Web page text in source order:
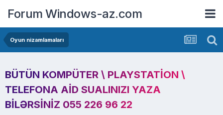
Forum Windows-az.com
Oyun nizamlamaları
BÜTÜN KOMPÜTER \ PLAYSTATION \
TELEFONA AID SUALINIZI YAZA
BILƏRSINIZ 055 226 96 22